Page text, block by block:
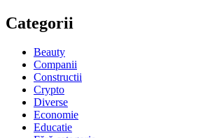
Categorii
Beauty
Companii
Constructii
Crypto
Diverse
Economie
Educatie